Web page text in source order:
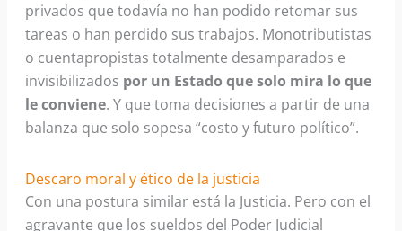
privados que todavía no han podido retomar sus
tareas o han perdido sus trabajos. Monotributistas
o cuentapropistas totalmente desamparados e
invisibilizados por un Estado que solo mira lo que
le conviene. Y que toma decisiones a partir de una
balanza que solo sopesa “costo y futuro político”.
Descaro moral y ético de la justicia
Con una postura similar está la Justicia. Pero con el
agravante que los sueldos del Poder Judicial